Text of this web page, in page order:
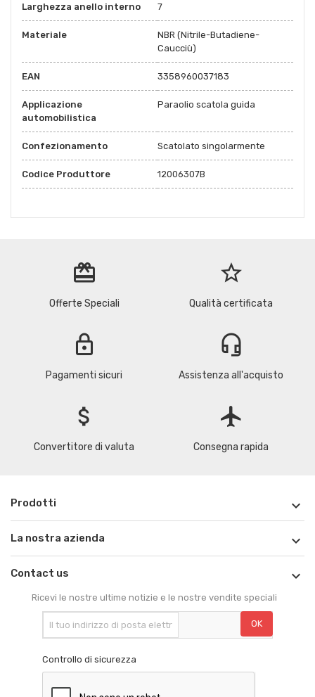
Larghezza anello interno 7
Materiale
NBR (Nitrile-Butadiene-
Caucciù)
EAN 3358960037183
Applicazione
automobilistica
Paraolio scatola guida
Confezionamento Scatolato singolarmente
Codice Produttore 12006307B
redeem
Offerte Speciali
star_border
Qualità certificata
lock
Pagamenti sicuri
headset_mic
Assistenza all'acquisto
attach_money
Convertitore di valuta
flight
Consegna rapida
Prodotti 
La nostra azienda 
Contact us 
Ricevi le nostre ultime notizie e le nostre vendite speciali
Controllo di sicurezza